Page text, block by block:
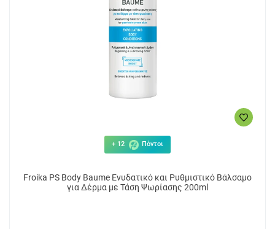
+ 12 Πόντοι
Froika PS Body Baume Ενυδατικό και Ρυθμιστικό Βάλσαμο
για Δέρμα με Τάση Ψωρίασης 200ml